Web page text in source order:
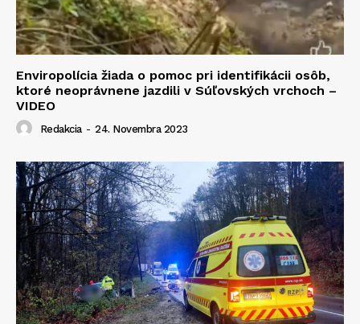
Enviropolícia žiada o pomoc pri identifikácii osôb,
ktoré neoprávnene jazdili v Súľovských vrchoch –
VIDEO
Redakcia - 24. Novembra 2023